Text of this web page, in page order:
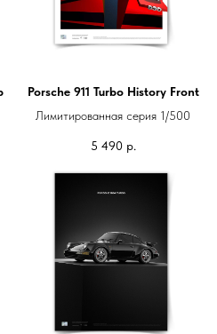
Porsche 911 Turbo History Front
Лимитированная серия 1/500
5 490 р.